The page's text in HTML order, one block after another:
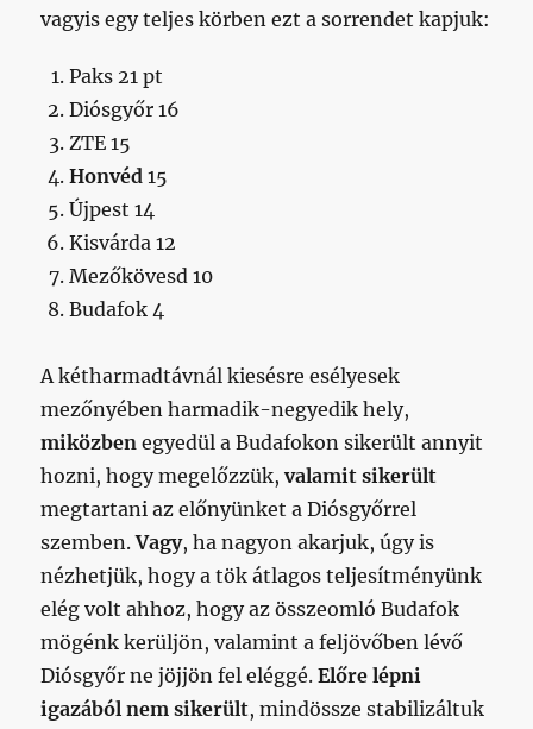
vagyis egy teljes körben ezt a sorrendet kapjuk:
Paks 21 pt
Diósgyőr 16
ZTE 15
Honvéd15
Újpest 14
Kisvárda 12
Mezőkövesd 10
Budafok 4
A kétharmadtávnál kiesésre esélyesek
mezőnyében harmadik-negyedik hely,
miközben egyedül a Budafokon sikerült annyit
hozni, hogy megelőzzük,valamit sikerült
megtartani az előnyünket a Diósgyőrrel
szemben.Vagy, ha nagyon akarjuk, úgy is
nézhetjük, hogy a tök átlagos teljesítményünk
elég volt ahhoz, hogy az összeomló Budafok
mögénk kerüljön, valamint a feljövőben lévő
Diósgyőr ne jöjjön fel eléggé.Előre lépni
igazából nem sikerült, mindössze stabilizáltuk